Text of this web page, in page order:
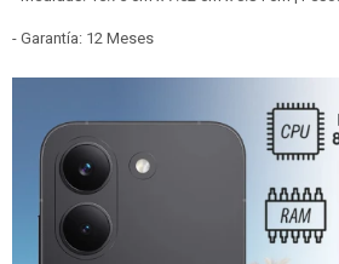
- Garantía: 12 Meses